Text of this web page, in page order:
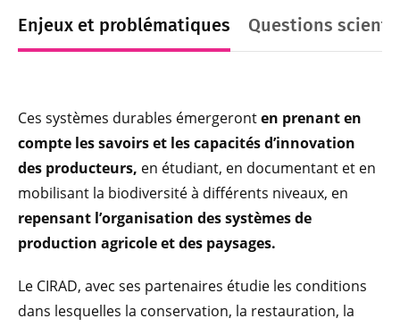
Enjeux et problématiques Questions
Ces systèmes durables émergeronten prenant en
compte les savoirs et les capacités d’innovation
des producteurs, en étudiant, en documentant et en
mobilisant la biodiversité à différents niveaux, en
repensant l’organisation des systèmes de
production agricole et des paysages.
Le CIRAD, avec ses partenaires étudie les conditions
dans lesquelles la conservation, la restauration, la